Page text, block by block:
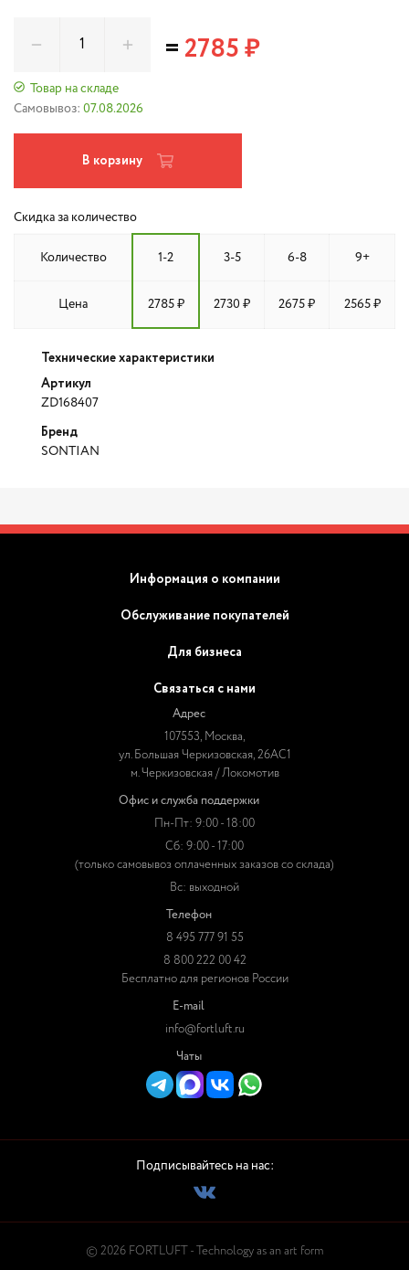
Товар на складе
Самовывоз: 07.08.2026
=2785 ₽
В корзину
Скидка за количество
Количество 1-2 3-5 6-8 9+
Цена 2785 ₽ 2730 ₽ 2675 ₽ 2565 ₽
Технические характеристики
Артикул
ZD168407
Бренд
SONTIAN
Информация о компании
Обслуживание покупателей
Для бизнеса
Связаться с нами
Адрес
107553, Москва,
ул. Большая Черкизовская, 26АС1
м. Черкизовская / Локомотив
Офис и служба поддержки
Пн-Пт: 9:00 - 18:00
Сб: 9:00 - 17:00
(только самовывоз оплаченных заказов со склада)
Вс: выходной
Телефон
8 495 777 91 55
8 800 222 00 42
Бесплатно для регионов России
E-mail
info@fortluft.ru
Чаты
Подписывайтесь на нас:
© 2026 FORTLUFT - Technology as an art form